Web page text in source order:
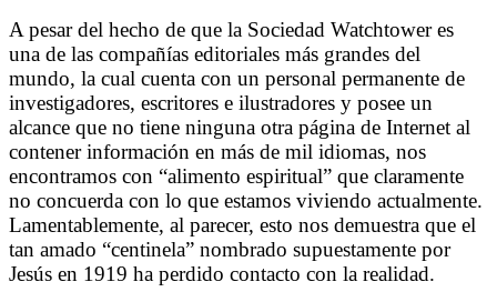
A pesar del hecho de que la Sociedad Watchtower es
una de las compañías editoriales más grandes del
mundo, la cual cuenta con un personal permanente de
investigadores, escritores e ilustradores y posee un
alcance que no tiene ninguna otra página de Internet al
contener información en más de mil idiomas, nos
encontramos con “alimento espiritual” que claramente
no concuerda con lo que estamos viviendo actualmente.
Lamentablemente, al parecer, esto nos demuestra que el
tan amado “centinela” nombrado supuestamente por
Jesús en 1919 ha perdido contacto con la realidad.